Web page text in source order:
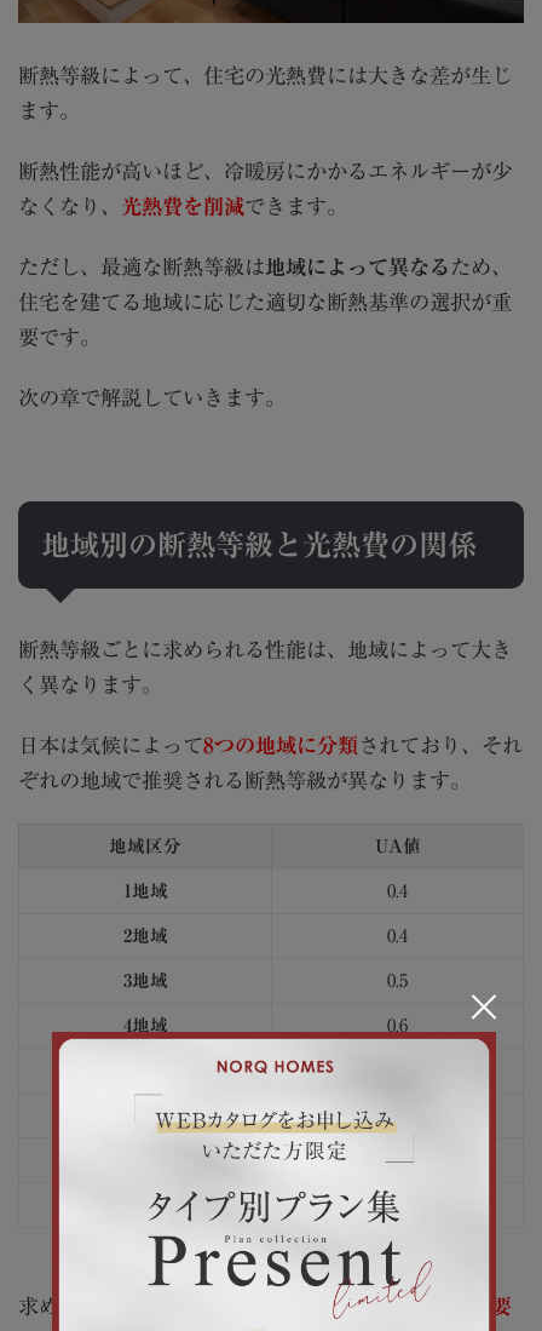
断熱等級によって、住宅の光熱費には大きな差が生じ
ます。
断熱性能が高いほど、冷暖房にかかるエネルギーが少
なくなり、 光熱費を削減できます。
ただし、最適な断熱等級は地域によって異なる ため、
住宅を建てる地域に応じた適切な断熱基準の選択が重
要です。
次の章で解説していきます。
地域別の断熱等級と光熱費の関係
断熱等級ごとに求められる性能は、地域によって大き
く異なります。
日本は気候によって8つの地域に分類 されており、それ
ぞれの地域で推奨される断熱等級が異なります。
地域区分 UA値
1地域 0.4
2地域 0.4
3地域 0.5
4地域 0.6
6地域 0.6
0.6
8地域 -
求められる断熱性能が変わるのは、地域によって必要
×